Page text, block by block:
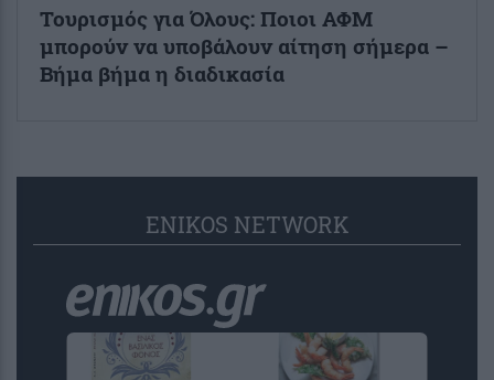
Τουρισμός για Όλους: Ποιοι ΑΦΜ
μπορούν να υποβάλουν αίτηση σήμερα –
Βήμα βήμα η διαδικασία
ENIKOS NETWORK